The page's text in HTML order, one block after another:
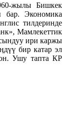
жылы Бишкек
бар. Экономика
тилдеринде
Мамлекеттик
ири каржы
бир катар эл
Ушу тапта КР